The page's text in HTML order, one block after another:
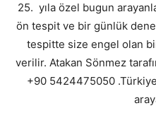
25. yıla özel bugun
ön tespit ve bir günlük
tespitte size engel olan
verilir. Atakan Sönmez
+90 5424475050